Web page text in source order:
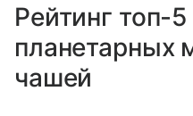
Рейтинг топ-
планетарных
чашей